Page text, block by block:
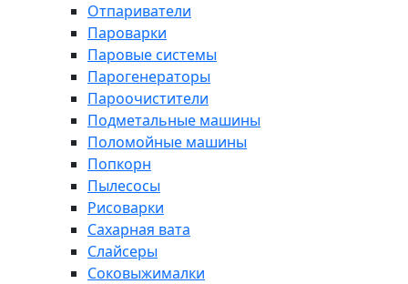
Отпариватели
Пароварки
Паровые системы
Парогенераторы
Пароочистители
Подметальные машины
Поломойные машины
Попкорн
Пылесосы
Рисоварки
Сахарная вата
Слайсеры
Соковыжималки